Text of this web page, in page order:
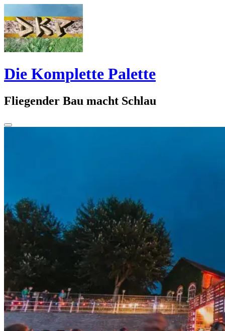
zum
Inhalt
Die Komplette Palette
Fliegender Bau macht Schlau
Seitenleiste